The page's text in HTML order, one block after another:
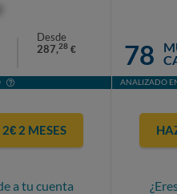
Desde
287,28 €
2 MESES
a tu cuenta
78
ANALIZADO